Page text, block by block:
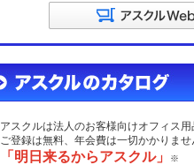
アスクルは法人のお客様向けオフィス
ご登録は無料、年会費は一切かかりませ
「明日来るからアスクル」 ※